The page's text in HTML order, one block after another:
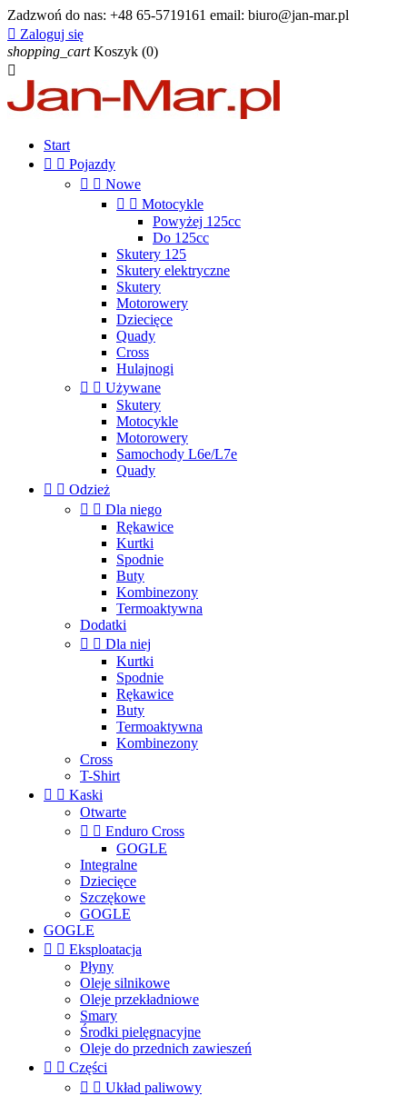
Zadzwoń do nas: +48 65-5719161 email: biuro@jan-mar.pl
 Zaloguj się
shopping_cart Koszyk (0)

Start
  Pojazdy
  Nowe
  Motocykle
Powyżej 125cc
Do 125cc
Skutery 125
Skutery elektryczne
Skutery
Motorowery
Dziecięce
Quady
Cross
Hulajnogi
  Używane
Skutery
Motocykle
Motorowery
Samochody L6e/L7e
Quady
  Odzież
  Dla niego
Rękawice
Kurtki
Spodnie
Buty
Kombinezony
Termoaktywna
Dodatki
  Dla niej
Kurtki
Spodnie
Rękawice
Buty
Termoaktywna
Kombinezony
Cross
T-Shirt
  Kaski
Otwarte
  Enduro Cross
GOGLE
Integralne
Dziecięce
Szczękowe
GOGLE
GOGLE
  Eksploatacja
Płyny
Oleje silnikowe
Oleje przekładniowe
Smary
Środki pielęgnacyjne
Oleje do przednich zawieszeń
  Części
  Układ paliwowy